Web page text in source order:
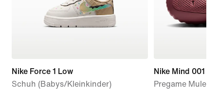
Nike Force 1 Low
Schuh (Babys/Kleinkinder)
Nike Mind 001
Pregame Mule